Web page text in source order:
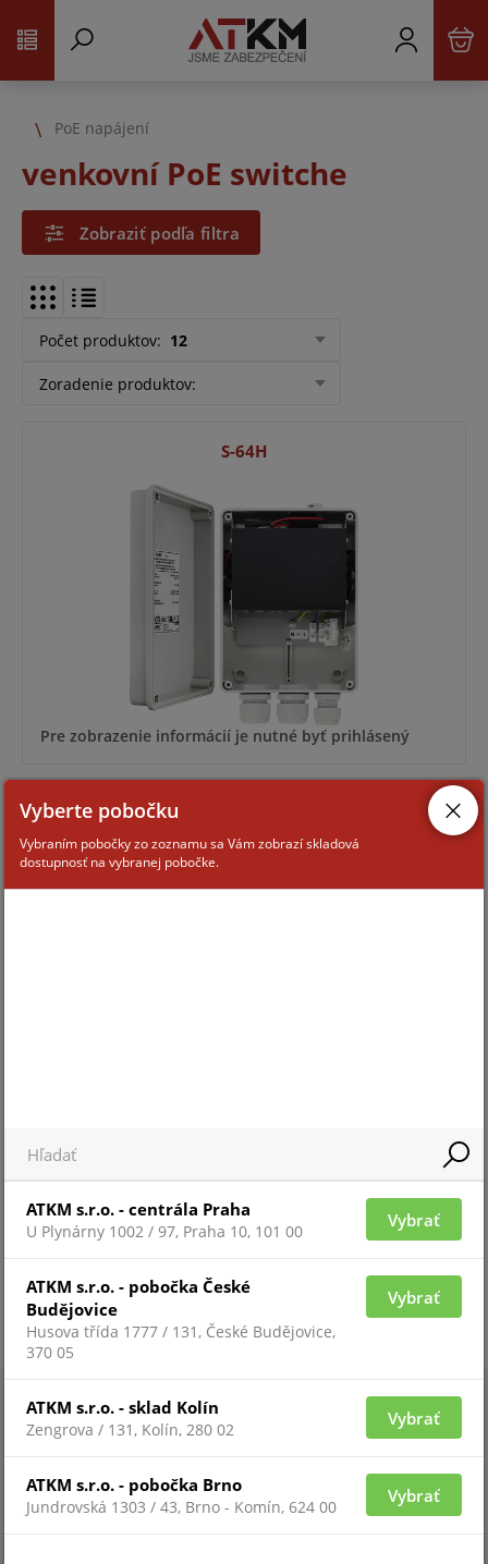
PoE napájení
venkovní PoE switche
Zobraziť podľa filtra
Počet produktov: 12
Zoradenie produktov:
S-64H
Pre zobrazenie informácií je nutné byť prihlásený
Vyberte pobočku
Vybraním pobočky zo zoznamu sa Vám zobrazí skladová
dostupnosť na vybranej pobočke.
ATKM s.r.o. - centrála Praha
U Plynárny 1002 / 97, Praha 10, 101 00
Vybrať
ATKM s.r.o. - pobočka České
Budějovice
Husova třída 1777 / 131, České Budějovice,
370 05
Vybrať
ATKM s.r.o. - sklad Kolín
Zengrova / 131, Kolín, 280 02
Vybrať
ATKM s.r.o. - pobočka Brno
Jundrovská 1303 / 43, Brno - Komín, 624 00
Vybrať